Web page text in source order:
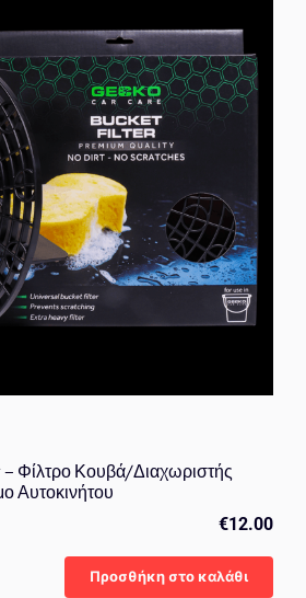
Φίλτρο Κουβά/Διαχωριστής
Αυτοκινήτου
€12.00
Προσθήκη στο καλάθι